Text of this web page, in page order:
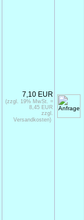
7,10 EUR
(zzgl. 19% MwSt. =
8,45 EUR
zzgl.
Versandkosten)